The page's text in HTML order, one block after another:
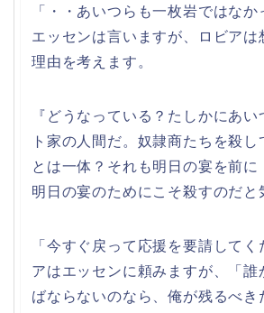
「・・あいつらも一枚岩ではなか
エッセンは言いますが、ロビアは
理由を考えます。
『どうなっている？たしかにあ
ト家の人間だ。奴隷商たちを殺
とは一体？それも明日の宴を前に
明日の宴のためにこそ殺すのだと
「今すぐ戻って応援を要請して
アはエッセンに頼みますが、「誰
ばならないのなら、俺が残るべき